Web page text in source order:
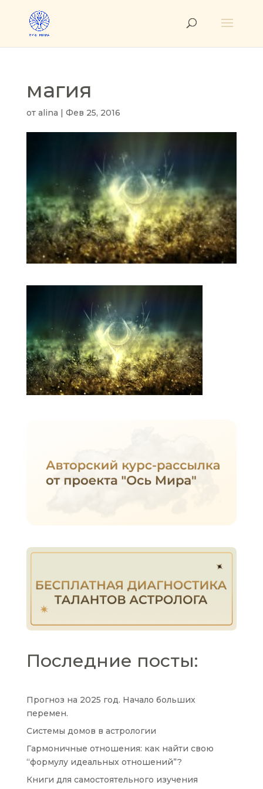
магия
от alina | Фев 25, 2016
Последние посты:
Прогноз на 2025 год. Начало больших
перемен.
Системы домов в астрологии
Гармоничные отношения: как найти свою
“формулу идеальных отношений”?
Книги для самостоятельного изучения